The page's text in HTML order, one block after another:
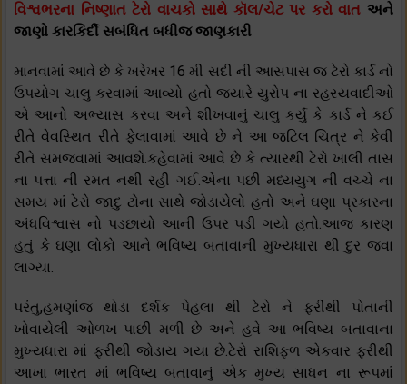
વિશ્વભરના નિષ્ણાત ટેરો વાચકો સાથે કૉલ/ચેટ પર કરો વાત અને
જાણો કારકિર્દી સબંધિત બધીજ જાણકારી
માનવામાં આવે છે કે ખરેખર 16 મી સદી ની આસપાસ જ ટેરો કાર્ડ નો
ઉપયોગ ચાલુ કરવામાં આવ્યો હતો જયારે યુરોપ ના રહસ્યવાદીઓ
એ આનો અભ્યાસ કરવા અને શીખવાનું ચાલુ કર્યું કે કાર્ડ ને કઈ
રીતે વેવસ્થિત રીતે ફેલાવામાં આવે છે ને આ જટિલ ચિત્ર ને કેવી
રીતે સમજવામાં આવશે.કહેવામાં આવે છે કે ત્યારથી ટેરો ખાલી તાસ
ના પત્તા ની રમત નથી રહી ગઈ.એના પછી મધ્યયુગ ની વચ્ચે ના
સમય માં ટેરો જાદુ ટોના સાથે જોડાયેલો હતો અને ઘણા પ્રકારના
અંધવિશ્વાસ નો પડછાયો આની ઉપર પડી ગયો હતો.આજ કારણ
હતું કે ઘણા લોકો આને ભવિષ્ય બતાવાની મુખ્યધારા થી દુર જવા
લાગ્યા.
પરંતુ,હમણાંજ થોડા દર્શક પેહલા થી ટેરો ને ફરીથી પોતાની
ખોવાયેલી ઓળખ પાછી મળી છે અને હવે આ ભવિષ્ય બતાવાના
મુખ્યધારા માં ફરીથી જોડાય ગયા છે.ટેરો રાશિફળ એકવાર ફરીથી
આખા ભારત માં ભવિષ્ય બતાવાનું એક મુખ્ય સાધન ના રૂપમાં